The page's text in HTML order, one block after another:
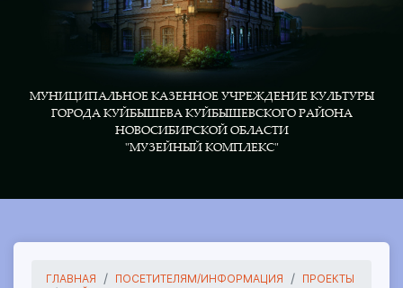
МУНИЦИПАЛЬНОЕ КАЗЕННОЕ УЧРЕЖДЕНИЕ КУЛЬТУРЫ
ГОРОДА КУЙБЫШЕВА КУЙБЫШЕВСКОГО РАЙОНА
НОВОСИБИРСКОЙ ОБЛАСТИ
"МУЗЕЙНЫЙ КОМПЛЕКС"
ГЛАВНАЯ ПОСЕТИТЕЛЯМ/ИНФОРМАЦИЯ
ПРОЕКТЫ